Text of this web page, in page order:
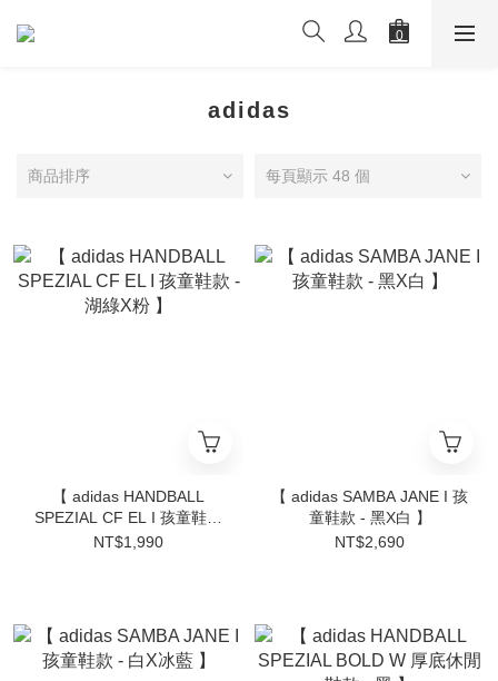
adidas
商品排序 每頁顯示 48 個
【 adidas HANDBALL
SPEZIAL CF EL I 孩童鞋款
- 湖綠X粉 】
NT$1,990
【 adidas SAMBA JANE I 孩
童鞋款 - 黑X白 】
NT$2,690